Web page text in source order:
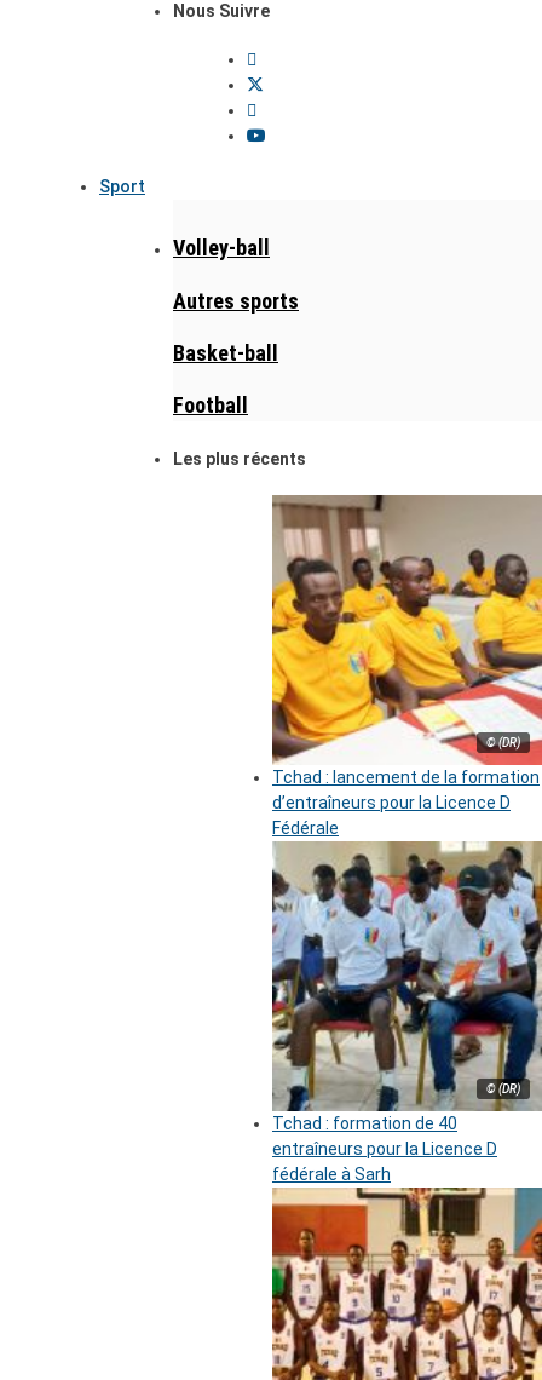
Nous Suivre
Sport
Volley-ball
Autres sports
Basket-ball
Football
Les plus récents
© (DR)
Tchad : lancement de la formation
d’entraîneurs pour la Licence D
Fédérale
© (DR)
Tchad : formation de 40
entraîneurs pour la Licence D
fédérale à Sarh